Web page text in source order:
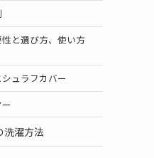
と選び方、使い方
ュラフカバー
洗濯方法